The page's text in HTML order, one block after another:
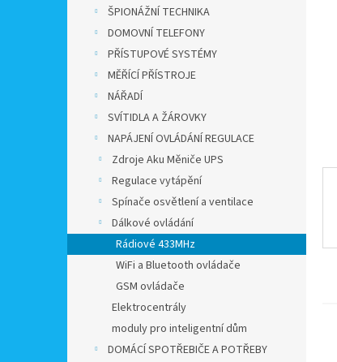
ŠPIONÁŽNÍ TECHNIKA
DOMOVNÍ TELEFONY
PŘÍSTUPOVÉ SYSTÉMY
MĚŘÍCÍ PŘÍSTROJE
NÁŘADÍ
SVÍTIDLA A ŽÁROVKY
NAPÁJENÍ OVLÁDÁNÍ REGULACE
Zdroje Aku Měniče UPS
Regulace vytápění
Spínače osvětlení a ventilace
Dálkové ovládání
Rádiové 433MHz
WiFi a Bluetooth ovládače
GSM ovládače
Elektrocentrály
moduly pro inteligentní dům
DOMÁCÍ SPOTŘEBIČE A POTŘEBY